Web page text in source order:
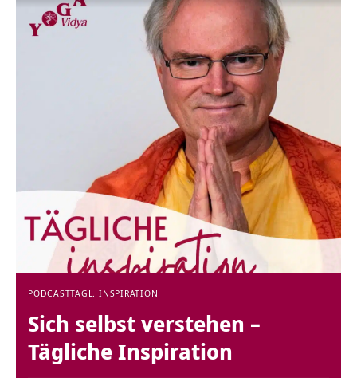
PODCASTTÄGL. INSPIRATION
Sich selbst verstehen –
Tägliche Inspiration